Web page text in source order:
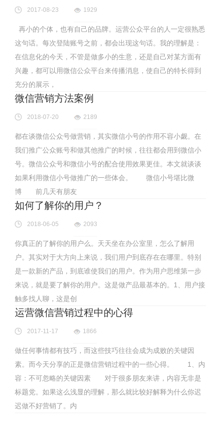
2017-08-23 1929
再小的个体，也有自己的品牌。运营公众平台的人一定很熟悉
这句话。每次登陆账号之前，都会出现这句话。我的理解是：
在信息化的今天，不管是做多小的生意，还是自己对某方面有
兴趣，都可以用微信公众平台来传播消息，使自己的特长得到
充分的展示，
微信营销方法案例
2018-07-20 2189
都在谈微信公众号做营销，其实微信小号的作用不容小觑。在
我们推广公众账号和做其他推广的时候，往往都会用到微信小
号。微信公众号和微信小号的配合使用效果更佳。本文就谈谈
如果利用微信小号做推广的一些体会。 微信小号堪比微
博 前几天有朋友
如何了解你的用户？
2018-06-05 2093
你真正的了解你的用户么。天天坐在办公室里，怎么了解用
户。其实对于大方向上来说，我们用户到底存在在哪里。特别
是一款新的产品，到底谁使我们的用户。作为用户思维第一步
来说，就是要了解你的用户。这是做产品最基本的。1、用户接
触多找人聊，这是创
运营微信营销过程中的心得
2017-11-17 1866
做任何事情都有技巧，而这些技巧往往会成为成败的关键因
素。而今天分享的正是微信营销过程中的一些心得。 1、内
容：不可忽略的关键因素 对于很多朋友来讲，内容无非是
标题党。如果这么浅显的理解，那么就比较好解释为什么你迟
迟做不好营销了。内